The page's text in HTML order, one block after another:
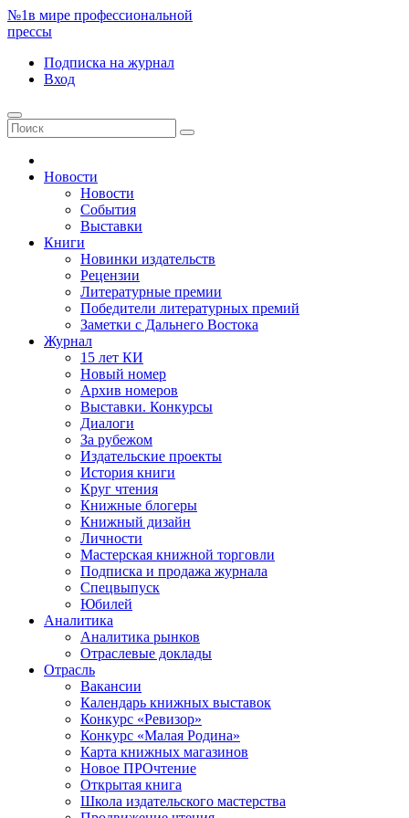
№1в мире профессиональной
прессы
Подписка на журнал
Вход
Новости
Новости
События
Выставки
Книги
Новинки издательств
Рецензии
Литературные премии
Победители литературных премий
Заметки с Дальнего Востока
Журнал
15 лет КИ
Новый номер
Архив номеров
Выставки. Конкурсы
Диалоги
За рубежом
Издательские проекты
История книги
Круг чтения
Книжные блогеры
Книжный дизайн
Личности
Мастерская книжной торговли
Подписка и продажа журнала
Спецвыпуск
Юбилей
Аналитика
Аналитика рынков
Отраслевые доклады
Отрасль
Вакансии
Календарь книжных выставок
Конкурс «Ревизор»
Конкурс «Малая Родина»
Карта книжных магазинов
Новое ПРОчтение
Открытая книга
Школа издательского мастерства